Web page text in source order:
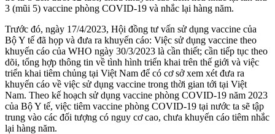
3 (mũi 5) vaccine phòng COVID-19 và nhắc lại hàng năm.
Trước đó, ngày 17/4/2023, Hội đồng tư vấn sử dụng vaccine của
Bộ Y tế đã họp và đưa ra khuyến cáo: Việc sử dụng vaccine theo
khuyến cáo của WHO ngày 30/3/2023 là cần thiết; cần tiếp tục theo
dõi, tổng hợp thông tin về tình hình triển khai trên thế giới và việc
triển khai tiêm chủng tại Việt Nam để có cơ sở xem xét đưa ra
khuyến cáo về việc sử dụng vaccine trong thời gian tới tại Việt
Nam. Theo kế hoạch sử dụng vaccine phòng COVID-19 năm 2023
của Bộ Y tế, việc tiêm vaccine phòng COVID-19 tại nước ta sẽ tập
trung vào các đối tượng có nguy cơ cao, chưa khuyến cáo tiêm nhắc
lại hàng năm.